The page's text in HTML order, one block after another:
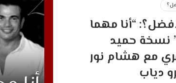
“أنا مهما
نسخة حميد
مع هشام نور
دياب